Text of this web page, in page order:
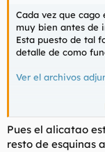
Cada vez que
muy bien antes de
Esta puesto de tal
detalle de como
Ver el archivos
Buenos dias
Pues el alicatao
resto de esquinas